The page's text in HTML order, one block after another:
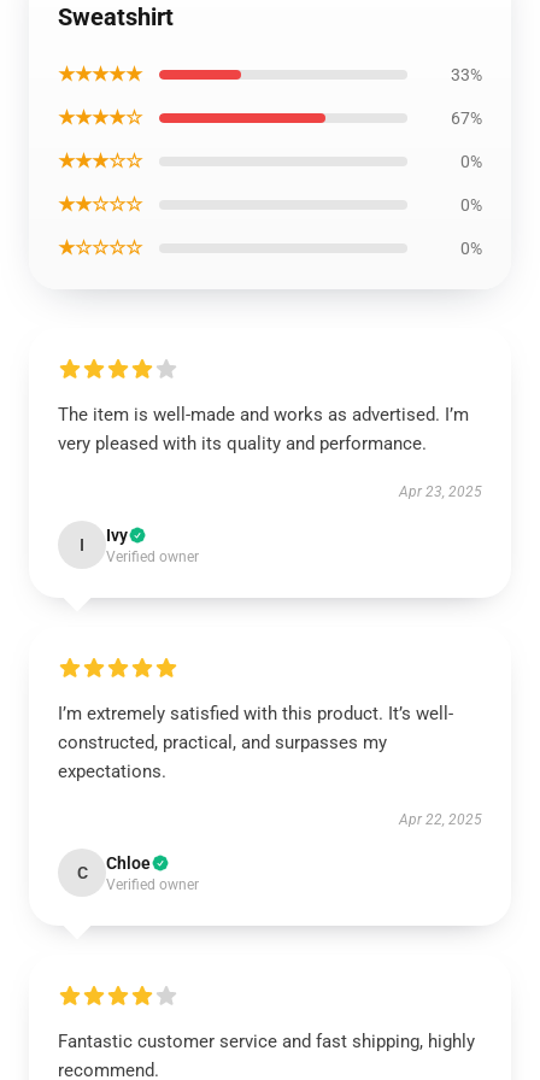
Sweatshirt
★★★★★ 33%
★★★★☆ 67%
★★★☆☆ 0%
★★☆☆☆ 0%
★☆☆☆☆ 0%
The item is well-made and works as advertised. I’m
very pleased with its quality and performance.
Apr 23, 2025
I Ivy
Verified owner
I’m extremely satisfied with this product. It’s well-
constructed, practical, and surpasses my
expectations.
Apr 22, 2025
C Chloe
Verified owner
Fantastic customer service and fast shipping, highly
recommend.